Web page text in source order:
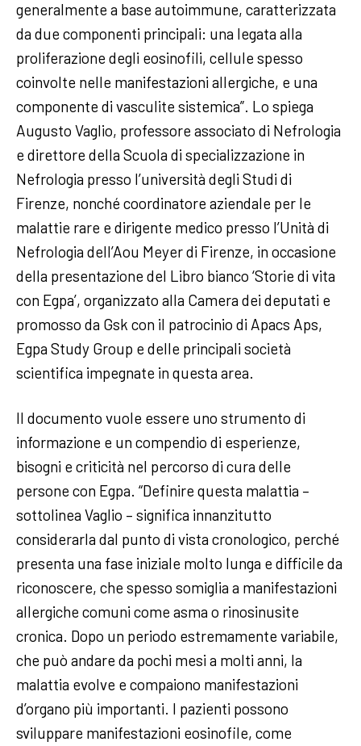
generalmente a base autoimmune, caratterizzata
da due componenti principali: una legata alla
proliferazione degli eosinofili, cellule spesso
coinvolte nelle manifestazioni allergiche, e una
componente di vasculite sistemica”. Lo spiega
Augusto Vaglio, professore associato di Nefrologia
e direttore della Scuola di specializzazione in
Nefrologia presso l’università degli Studi di
Firenze, nonché coordinatore aziendale per le
malattie rare e dirigente medico presso l’Unità di
Nefrologia dell’Aou Meyer di Firenze, in occasione
della presentazione del Libro bianco ‘Storie di vita
con Egpa’, organizzato alla Camera dei deputati e
promosso da Gsk con il patrocinio di Apacs Aps,
Egpa Study Group e delle principali società
scientifica impegnate in questa area.
Il documento vuole essere uno strumento di
informazione e un compendio di esperienze,
bisogni e criticità nel percorso di cura delle
persone con Egpa. “Definire questa malattia –
sottolinea Vaglio – significa innanzitutto
considerarla dal punto di vista cronologico, perché
presenta una fase iniziale molto lunga e difficile da
riconoscere, che spesso somiglia a manifestazioni
allergiche comuni come asma o rinosinusite
cronica. Dopo un periodo estremamente variabile,
che può andare da pochi mesi a molti anni, la
malattia evolve e compaiono manifestazioni
d’organo più importanti. I pazienti possono
sviluppare manifestazioni eosinofile, come